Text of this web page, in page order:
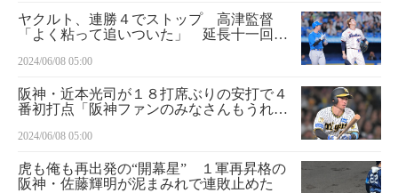
ヤクルト、連勝４でストップ 高津監督
「よく粘って追いついた」 延長十一回に
2024/06/08 05:00
阪神・近本光司が１８打席ぶりの安打で４
番初打点「阪神ファンのみなさんもうれし
しい」
2024/06/08 05:00
虎も俺も再出発の“開幕星” １軍再昇格の
阪神・佐藤輝明が泥まみれで連敗止めた